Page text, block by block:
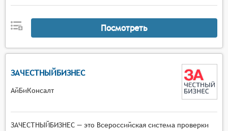
Посмотреть
ЗАЧЕСТНЫЙБИЗНЕС
АйБиКонсалт
ЗАЧЕСТНЫЙБИЗНЕС — это Всероссийская система проверки